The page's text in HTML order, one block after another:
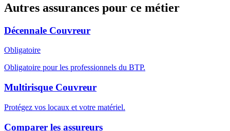
Autres assurances pour ce métier
Décennale Couvreur
Obligatoire
Obligatoire pour les professionnels du BTP.
Multirisque Couvreur
Protégez vos locaux et votre matériel.
Comparer les assureurs